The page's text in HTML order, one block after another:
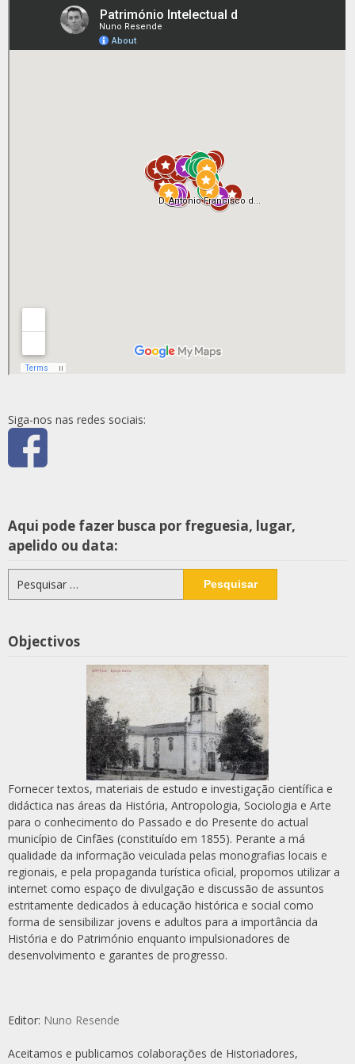
Siga-nos nas redes sociais:
Aqui pode fazer busca por freguesia, lugar,
apelido ou data:
por:
Objectivos
Fornecer textos, materiais de estudo e investigação científica e
didáctica nas áreas da História, Antropologia, Sociologia e Arte
para o conhecimento do Passado e do Presente do actual
município de Cinfães (constituído em 1855). Perante a má
qualidade da informação veiculada pelas monografias locais e
regionais, e pela propaganda turística oficial, propomos utilizar a
internet como espaço de divulgação e discussão de assuntos
estritamente dedicados à educação histórica e social como
forma de sensibilizar jovens e adultos para a importância da
História e do Património enquanto impulsionadores de
desenvolvimento e garantes de progresso.
Editor: Nuno Resende
Aceitamos e publicamos colaborações de Historiadores,